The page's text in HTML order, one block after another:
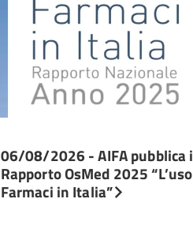
06/08/2026 - AIFA pubblica
Rapporto OsMed 2025
Farmaci in Italia”